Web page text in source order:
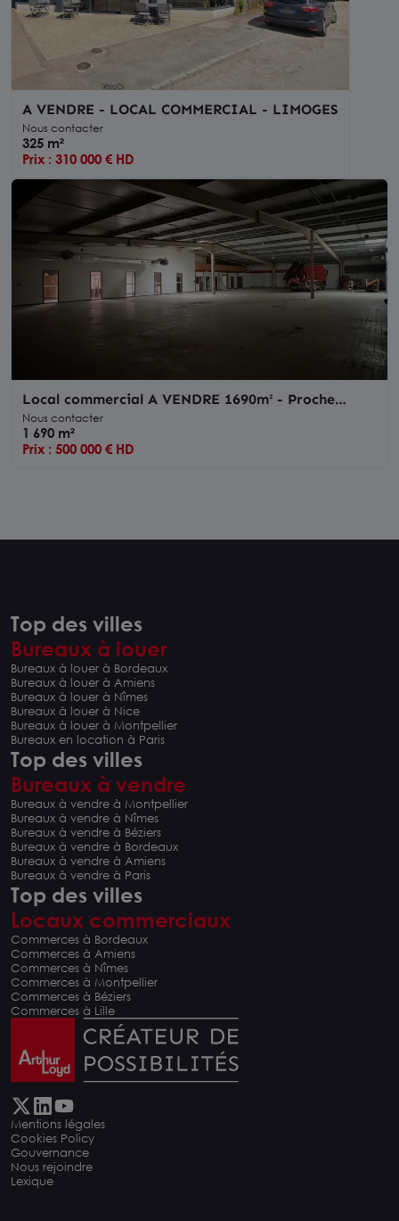
A VENDRE - LOCAL COMMERCIAL - LIMOGES
Nous contacter
325 m²
Prix : 310 000 € HD
Local commercial A VENDRE 1690m² - Proche
SAINT-JUNIEN - Terrain
Nous contacter
1 690 m²
Prix : 500 000 € HD
Top des villes
Bureaux à louer
Bureaux à louer à Bordeaux
Bureaux à louer à Amiens
Bureaux à louer à Nîmes
Bureaux à louer à Nice
Bureaux à louer à Montpellier
Bureaux en location à Paris
Top des villes
Bureaux à vendre
Bureaux à vendre à Montpellier
Bureaux à vendre à Nîmes
Bureaux à vendre à Béziers
Bureaux à vendre à Bordeaux
Bureaux à vendre à Amiens
Bureaux à vendre à Paris
Top des villes
Locaux commerciaux
Commerces à Bordeaux
Commerces à Amiens
Commerces à Nîmes
Commerces à Montpellier
Commerces à Béziers
Commerces à Lille
Mentions légales
Cookies Policy
Gouvernance
Nous rejoindre
Lexique